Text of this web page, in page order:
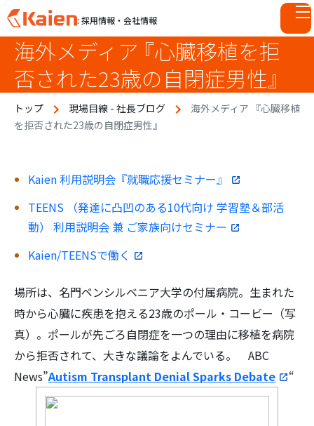
p
: 採用情報・会社情報
海外メディア 『心臓移植を拒
否された23歳の自閉症男性』
トップ 現場目線 - 社長ブログ
海外メディア 『心臓移植
を拒否された23歳の自閉症男性』
Kaien 利用説明会『就職応援セミナー』
TEENS （発達に凸凹のある10代向け 学習塾＆部活
動） 利用説明会 兼 ご家族向けセミナー
Kaien/TEENSで働く
場所は、名門ペンシルベニア大学の付属病院。生まれた
時から心臓に疾患を抱える23歳のポール・コービー（写
真）。ポールが先ごろ自閉症を一つの理由に移植を病院
から拒否されて、大きな議論をよんでいる。 ABC
News”Autism Transplant Denial Sparks Debate “